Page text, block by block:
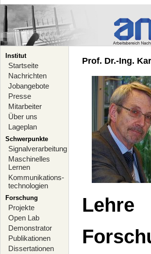
Institut
Startseite
Nachrichten
Jobangebote
Presse
Mitarbeiter
Über uns
Lageplan
Schwerpunkte
Signalverarbeitung
Maschinelles
Lernen
Kommunikations-
technologien
Forschung
Projekte
Open Lab
Demonstrator
Publikationen
Dissertationen
Prof. Dr.-Ing.
Lehre